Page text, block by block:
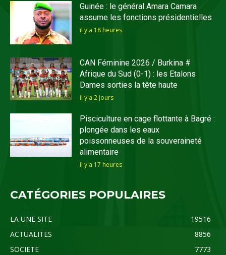
Guinée : le général Amara Camara
assume les fonctions présidentielles
il y'a 18 heures
CAN Féminine 2026 / Burkina #
Afrique du Sud (0-1) : les Etalons
Dames sorties la tête haute
il y'a 2 jours
Pisciculture en cage flottante à Bagré :
plongée dans les eaux
poissonneuses de la souveraineté
alimentaire
il y'a 17 heures
CATÉGORIES POPULAIRES
LA UNE SITE
19516
ACTUALITES
8856
SOCIETE
7773